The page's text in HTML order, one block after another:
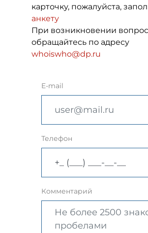
карточку, пожалуйста,
анкету
При возникновении
обращайтесь по адресу
whoiswho@dp.ru
E-mail
Телефон
Комментарий